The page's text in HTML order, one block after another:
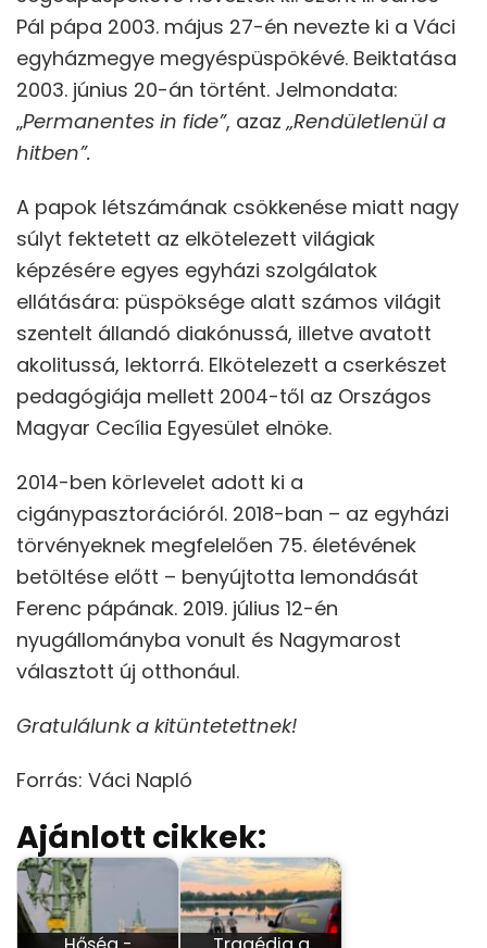
Pál pápa 2003. május 27-én nevezte ki a Váci
egyházmegye megyéspüspökévé. Beiktatása
2003. június 20-án történt. Jelmondata:
„Permanentes in fide”, azaz„Rendületlenül a
hitben”.
A papok létszámának csökkenése miatt nagy
súlyt fektetett az elkötelezett világiak
képzésére egyes egyházi szolgálatok
ellátására: püspöksége alatt számos világit
szentelt állandó diakónussá, illetve avatott
akolitussá, lektorrá. Elkötelezett a cserkészet
pedagógiája mellett 2004-től az Országos
Magyar Cecília Egyesület elnöke.
2014-ben körlevelet adott ki a
cigánypasztorációról. 2018-ban – az egyházi
törvényeknek megfelelően 75. életévének
betöltése előtt – benyújtotta lemondását
Ferenc pápának. 2019. július 12-én
nyugállományba vonult és Nagymarost
választott új otthonául.
Gratulálunk a kitüntetettnek!
Forrás: Váci Napló
Ajánlott cikkek: